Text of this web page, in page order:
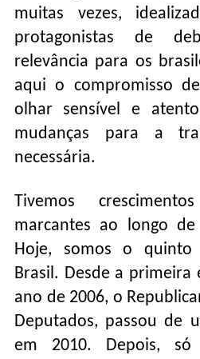
muitas vezes,
protagonistas de
relevância para os
aqui o compromisso
olhar sensível e
mudanças para a
necessária.
Tivemos
marcantes ao longo
Hoje, somos o
Brasil. Desde a primeira
ano de 2006, o
Deputados, passou de
em 2010. Depois, só